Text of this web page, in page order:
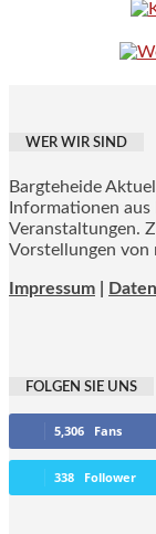
WER WIR SIND
Bargteheide
Informationen
Veranstaltungen.
Vorstellungen von
Impressum
FOLGEN SIE UNS
5,306 Fans
338 Follower